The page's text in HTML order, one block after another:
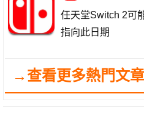
任天堂Switch 2可
指向此日期
→查看更多熱門文章